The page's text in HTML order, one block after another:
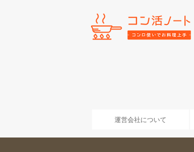
運営会社について